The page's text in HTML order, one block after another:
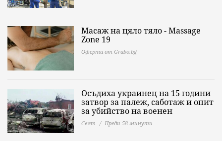
Масаж на цяло тяло - Massage
Zone 19
Оферта от Grabo.bg
Осъдиха украинец на 15 години
затвор за палеж, саботаж и опит
за убийство на военен
Свят Преди 58 минути